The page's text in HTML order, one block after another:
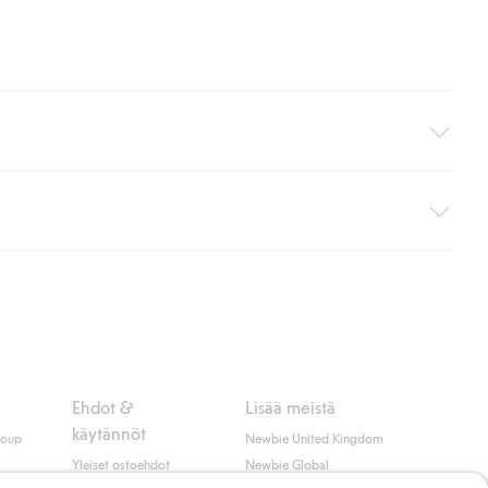
(ei koske kotiinkuljetusta). Toimituskulut
Ehdot &
käytännöt
Yleiset ostoehdot
Lisää meistä
Newbie United Kingdom
Newbie Global